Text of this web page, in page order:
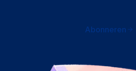
Abonneren